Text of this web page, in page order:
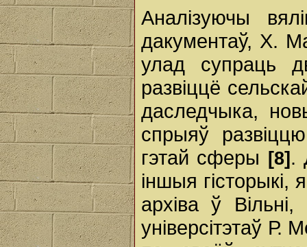
Аналізуючы
дакументаў, Х.
улад супраць
развіццё
даследчыка,
спрыяў
гэтай сферы
[8] .
іншыя
архіва ў
універсітэтаў Р.